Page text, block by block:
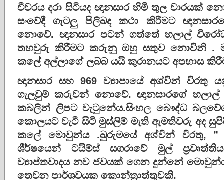
චීවරය දරා සිටියද ඥානසාර හිමි තුල චාරයක්
සංවේදී ගැටලු පිලිබද කථා කිරීමට
නොවේ. ඥානසාර පටන් ගත්තේ හලාල්
තහවුරු කිරීමට කරුනු ඔහු සතුව නොවිනි .
කලේ අල්ලාගේ ලබ්බ යයි කුරානයට අපහාස
ඥානසාර සහ 969 ව්‍යාපායේ අශ්වින්
ගැලවුම් කරුවන් නොවේ. ඥානසාරගේ
කබලින් ලිපට වැ‍ටුනේය.සිංහල බෞද්ධ
කොලයට වැටී සිටි මුස්ලිම් මැති ඇමතිවරු අද
කලේ මොවුන්ය .බුරුමයේ අශ්වින් විරතු, ”
ශීර්ෂයෙන් ටයිම්ස් සගරාවේ මුල්
ව්‍යාප්තවාදය නව ජවයක් ගෙන දුන්නේ
තෙවන පාර්ශවයක කොන්ත්‍රාත්තුවකි.